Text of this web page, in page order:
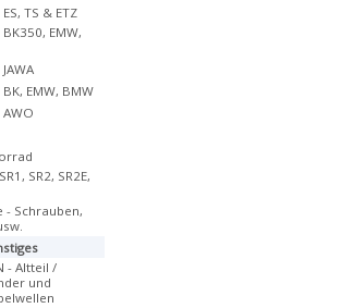
TS & ETZ
EMW,
EMW, BMW
SR2, SR2E,
- Schrauben,
- Altteil /
und